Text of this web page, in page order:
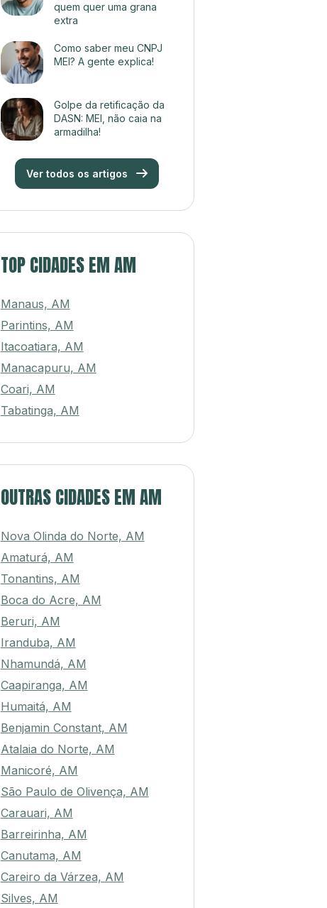
quem quer uma grana
extra
Como saber meu CNPJ
MEI? A gente explica!
Golpe da retificação da
DASN: MEI, não caia na
armadilha!
Ver todos os artigos
TOP CIDADES EM AM
Manaus, AM
Parintins, AM
Itacoatiara, AM
Manacapuru, AM
Coari, AM
Tabatinga, AM
OUTRAS CIDADES EM AM
Nova Olinda do Norte, AM
Amaturá, AM
Tonantins, AM
Boca do Acre, AM
Beruri, AM
Iranduba, AM
Nhamundá, AM
Caapiranga, AM
Humaitá, AM
Benjamin Constant, AM
Atalaia do Norte, AM
Manicoré, AM
São Paulo de Olivença, AM
Carauari, AM
Barreirinha, AM
Canutama, AM
Careiro da Várzea, AM
Silves, AM